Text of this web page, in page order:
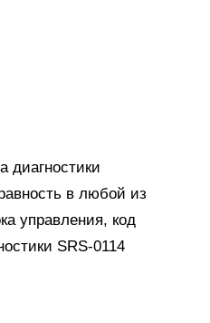
диагностики
в любой из
управления, код
SRS-0114